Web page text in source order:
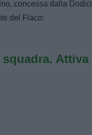
concessa dalla Dodici
del Flaco:
Attiva